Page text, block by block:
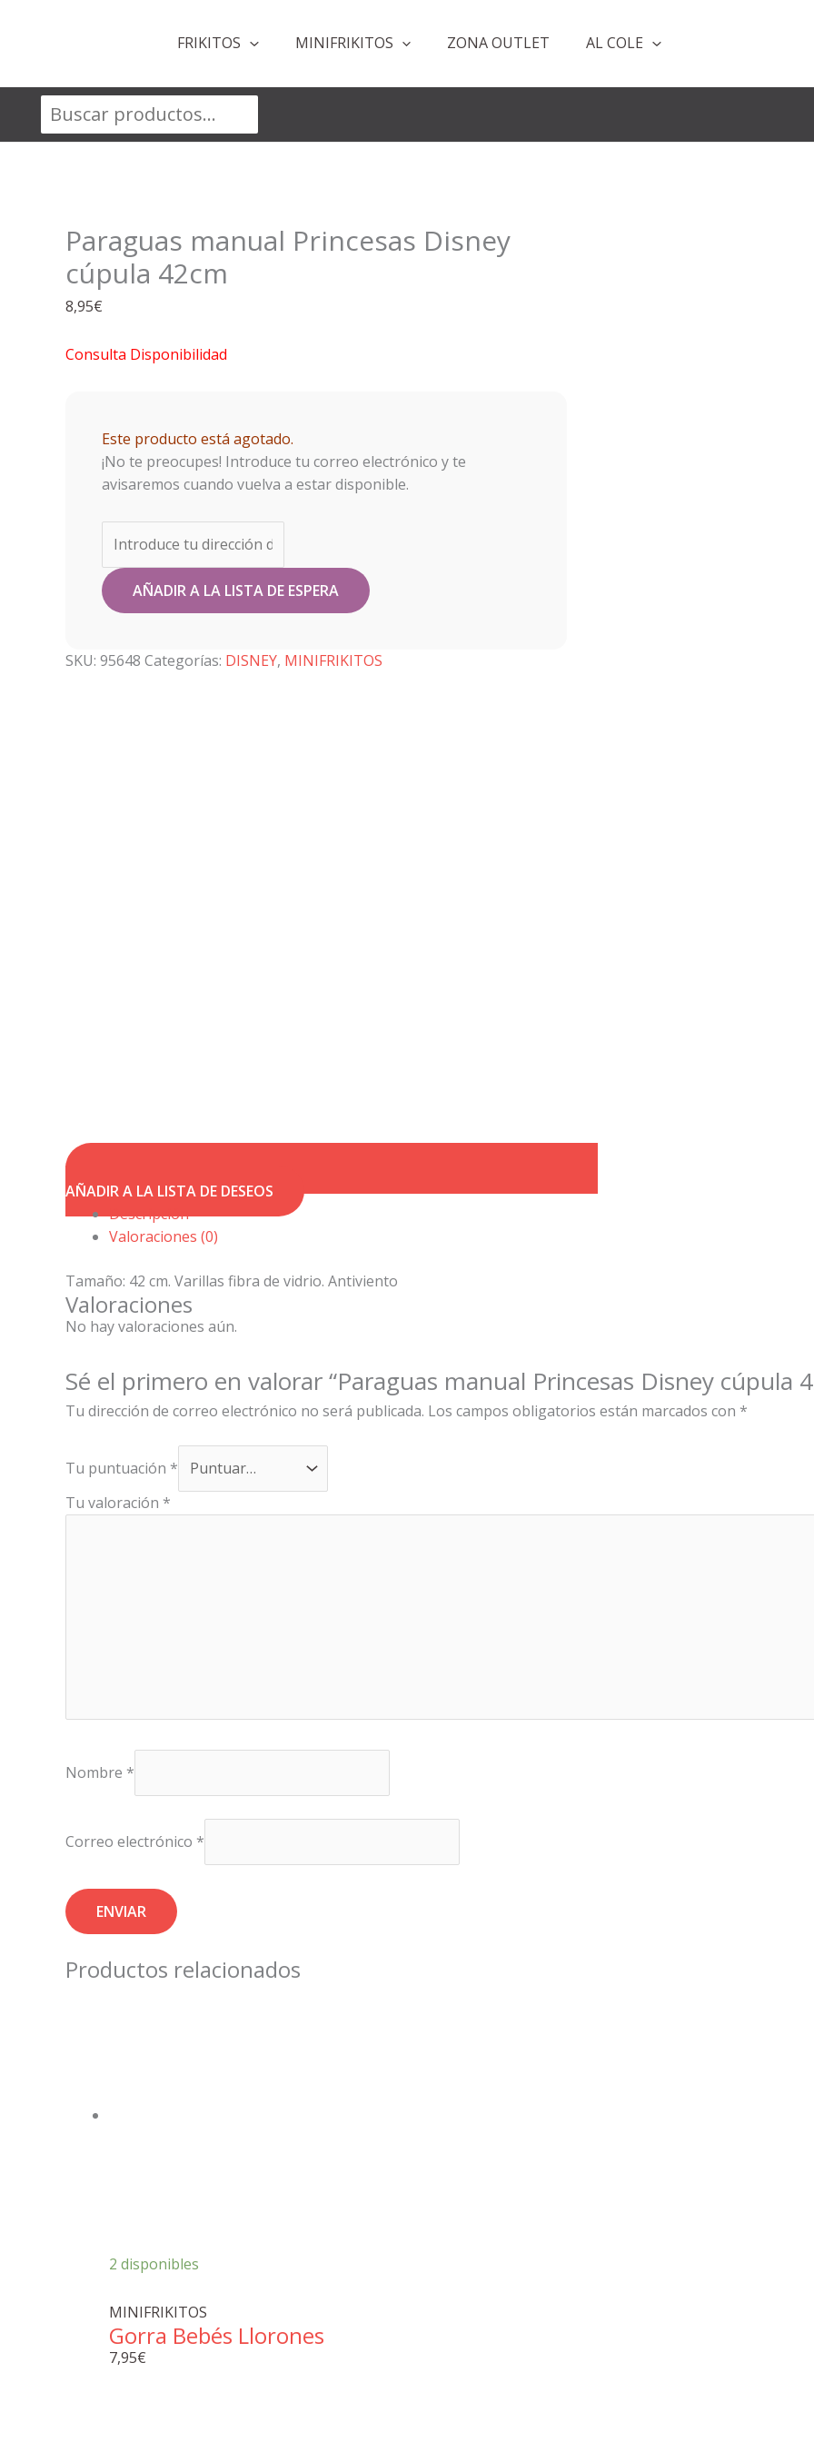
FRIKITOS MINIFRIKITOS ZONA OUTLET AL COLE
Buscar
Paraguas manual Princesas Disney
cúpula 42cm
8,95€
Consulta Disponibilidad
Este producto está agotado.
¡No te preocupes! Introduce tu correo electrónico y te
avisaremos cuando vuelva a estar disponible.
SKU: 95648 Categorías: DISNEY, MINIFRIKITOS
AÑADIR A LA LISTA DE DESEOS
Descripción
Valoraciones (0)
Tamaño: 42 cm. Varillas fibra de vidrio. Antiviento
Valoraciones
No hay valoraciones aún.
Sé el primero en valorar “Paraguas manual Princesas Disney cúpula
Tu dirección de correo electrónico no será publicada. Los campos obligatorios están marcados con *
Tu puntuación *
Tu valoración *
Nombre *
Correo electrónico *
Productos relacionados
2 disponibles
MINIFRIKITOS
Gorra Bebés Llorones
7,95€